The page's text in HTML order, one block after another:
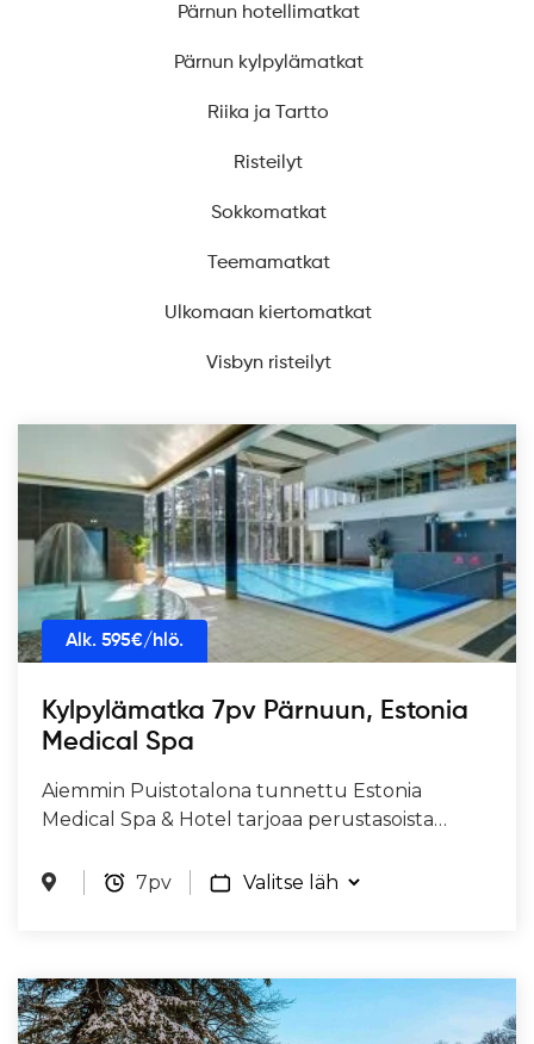
Pärnun hotellimatkat
Pärnun kylpylämatkat
Riika ja Tartto
Risteilyt
Sokkomatkat
Teemamatkat
Ulkomaan kiertomatkat
Visbyn risteilyt
Alk. 595€/hlö.
Kylpylämatka 7pv Pärnuun, Estonia
Medical Spa
Aiemmin Puistotalona tunnettu Estonia
Medical Spa & Hotel tarjoaa perustasoista…
7pv